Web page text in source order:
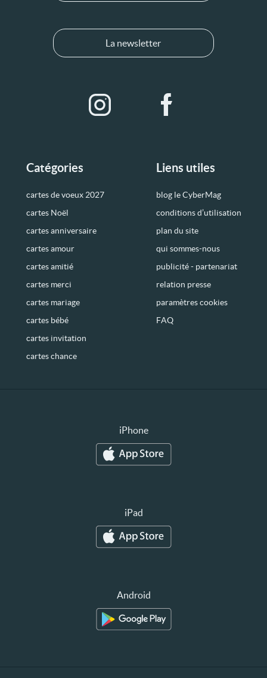
Catégories
cartes de voeux 2027
cartes Noël
cartes anniversaire
cartes amour
cartes amitié
cartes merci
cartes mariage
cartes bébé
cartes invitation
cartes chance
Liens utiles
blog le CyberMag
conditions d’utilisation
plan du site
qui sommes-nous
publicité - partenariat
relation presse
paramètres cookies
FAQ
La newsletter
iPhone
iPad
Android